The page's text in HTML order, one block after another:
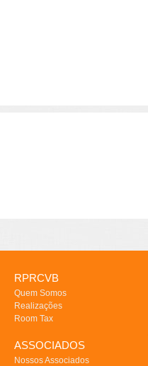
RPRCVB
Quem Somos
Realizações
Room Tax
ASSOCIADOS
Nossos Associados